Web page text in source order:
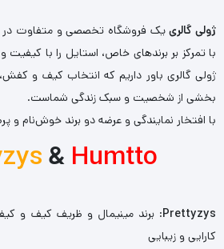
ژولی گالرییک فروشگاه تخصصی و متفاوت
با تمرکز بر برندهای خاص، استایل را با کیفیت
ژولی گالری باور داریم که انتخاب کیف و
بخشی از شخصیت و سبک زندگی شماست.
با افتخار نمایندگی و عرضه دو برند خوش‌نام و
& Humtto
Prettyzys: برند مینیمال و ظریف کیف و
کارایی و زیبایی